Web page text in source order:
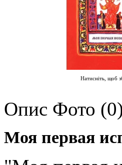
Натисніть, щоб
Опис Фото
Моя первая